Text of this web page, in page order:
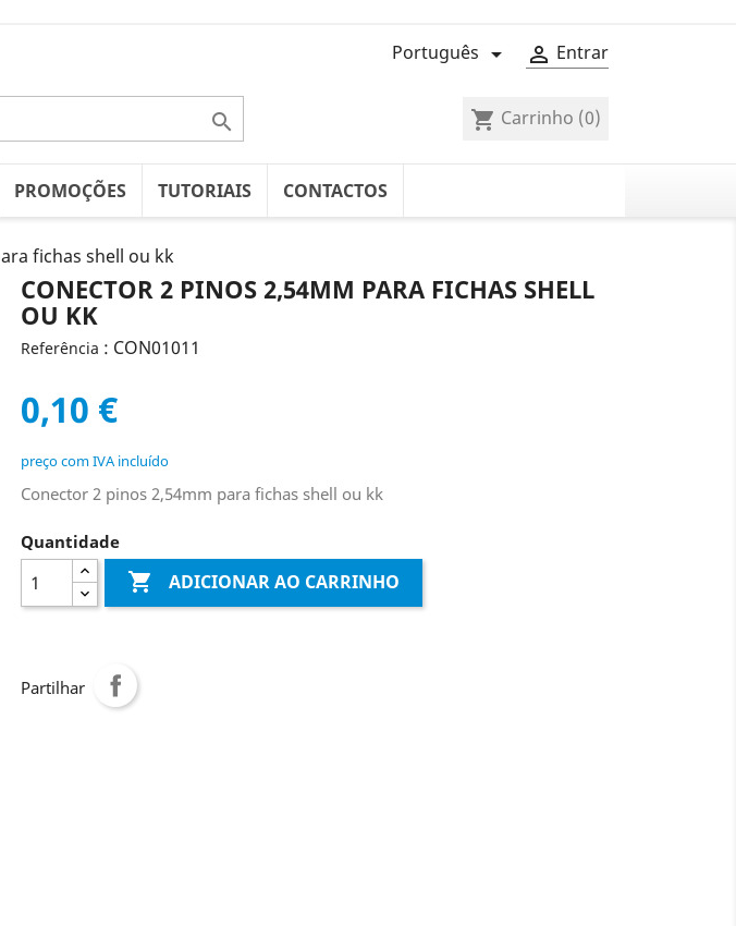
 Entrar
Português 
 shopping_cart Carrinho (0)
PROMOÇÕES TUTORIAIS CONTACTOS
fichas shell ou kk
CONECTOR 2 PINOS 2,54MM PARA FICHAS SHELL
OU KK
Referência : CON01011
0,10 €
preço com IVA incluído
Conector 2 pinos 2,54mm para fichas shell ou kk
Quantidade
 ADICIONAR AO CARRINHO
Partilhar